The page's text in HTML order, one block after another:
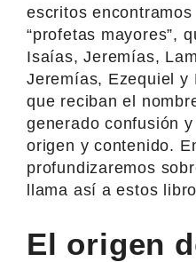
escritos
“profetas mayores”,
Isaías, Jeremías,
Jeremías, Ezequiel y
que reciban el
generado confusión
origen y contenido.
profundizaremos
llama así a estos
El origen